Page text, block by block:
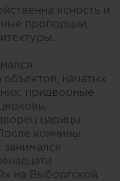
ясность и
пропорции,
начатых
придворные
царицы
кончины
занимался
на Выборгской